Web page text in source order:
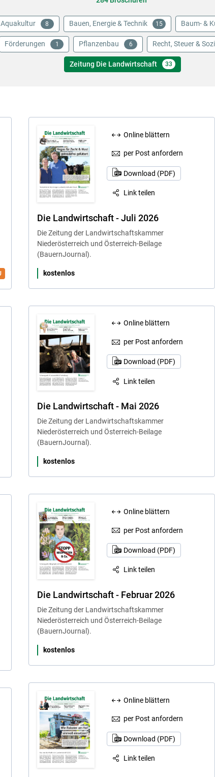
Skip to main content
Aquakultur 8 Bauen, Energie & Technik 15 Baum- &
Förderungen 1 Pflanzenbau 6 Recht, Steuer &
Zeitung Die Landwirtschaft 33
Online blättern
per Post anfordern
Download (PDF)
Link teilen
Die Landwirtschaft - Juli 2026
Die Zeitung der Landwirtschaftskammer
Niederösterreich und Österreich-Beilage
(BauernJournal).
kostenlos
Online blättern
per Post anfordern
Download (PDF)
Link teilen
Die Landwirtschaft - Mai 2026
Die Zeitung der Landwirtschaftskammer
Niederösterreich und Österreich-Beilage
(BauernJournal).
kostenlos
Online blättern
per Post anfordern
Download (PDF)
Link teilen
Die Landwirtschaft - Februar 2026
Die Zeitung der Landwirtschaftskammer
Niederösterreich und Österreich-Beilage
(BauernJournal).
kostenlos
Online blättern
per Post anfordern
Download (PDF)
Link teilen